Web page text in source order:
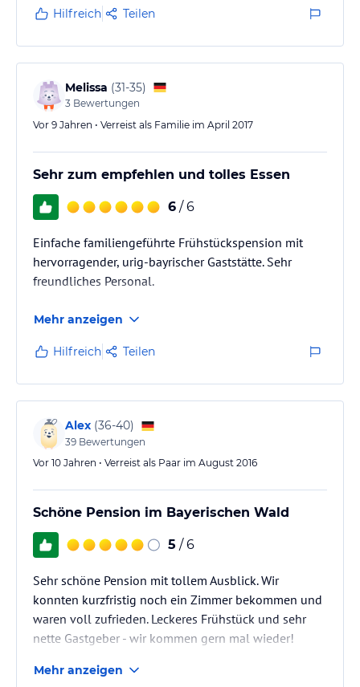
Hilfreich Teilen
Melissa (31-35)
3 Bewertungen
Vor 9 Jahren • Verreist als Familie im April 2017
Sehr zum empfehlen und tolles Essen
6 / 6
Einfache familiengeführte Frühstückspension mit
hervorragender, urig-bayrischer Gaststätte. Sehr
freundliches Personal.
Mehr anzeigen
Hilfreich Teilen
Alex (36-40)
39 Bewertungen
Vor 10 Jahren • Verreist als Paar im August 2016
Schöne Pension im Bayerischen Wald
5 / 6
Sehr schöne Pension mit tollem Ausblick. Wir
konnten kurzfristig noch ein Zimmer bekommen und
waren voll zufrieden. Leckeres Frühstück und sehr
nette Gastgeber - wir kommen gern mal wieder!
Mehr anzeigen